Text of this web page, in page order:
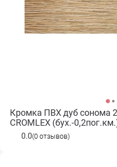
Кромка ПВХ дуб сонома
CROMLEX (бух.-
0.0(0 отзывов)